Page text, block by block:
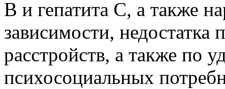
В и гепатита С, а также
зависимости, недостатка
расстройств, а также по
психосоциальных